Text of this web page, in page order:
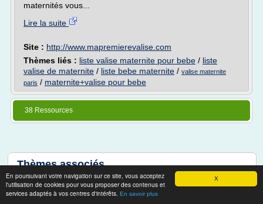
X
En poursuivant votre navigation sur ce site, vous acceptez
l'utilisation de cookies pour vous proposer des contenus et
services adaptés à vos centres d'intérêts. En savoir plus
maternités vous...
Lire la suite
Site : http://www.mapremierevalise.com
Thèmes liés : liste valise maternite pour bebe / liste
valise de maternite / liste bebe maternite / valise maternite
paris / maternite+valise pour bebe
38 Ressources
Thèmes associés
maternite+valise pour bebe